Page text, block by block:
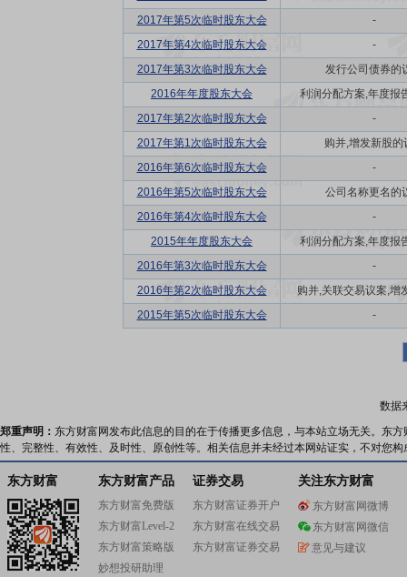
2017年第5次临时股东大会
-
2017年第4次临时股东大会
-
2017年第3次临时股东大会
发行公司债券的
2016年年度股东大会
利润分配方案,年度报
2017年第2次临时股东大会
-
2017年第1次临时股东大会
购并,增发新股的
2016年第6次临时股东大会
-
2016年第5次临时股东大会
公司名称更名的
2016年第4次临时股东大会
-
2015年年度股东大会
利润分配方案,年度报
2016年第3次临时股东大会
-
2016年第2次临时股东大会
购并,关联交易议案,增
2015年第5次临时股东大会
-
数据
郑重声明： 东方财富网发布此信息的目的在于传播更多信息，与本站立场无关。东
性、完整性、有效性、及时性、原创性等。相关信息并未经过本网站证实，不对您
东方财富 东方财富产品
东方财富免费版
东方财富Level-2
东方财富策略版
妙想投研助理
证券交易
东方财富证券开户
东方财富在线交易
东方财富证券交易
关注东方财富
东方财富网微博
东方财富网微信
意见与建议